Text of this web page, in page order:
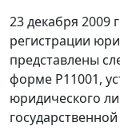
23 декабря 2009
регистрации
представлены
форме Р11001,
юридического